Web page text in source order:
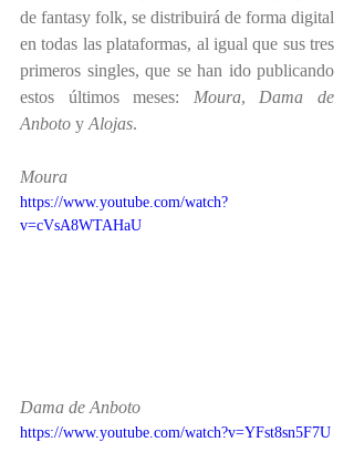
de fantasy folk, se distribuirá de forma digital
en todas las plataformas, al igual que sus tres
primeros singles, que se han ido publicando
estos últimos meses: Moura, Dama de
Anboto y Alojas.
Moura
https://www.youtube.com/watch?
v=cVsA8WTAHaU
Dama de Anboto
https://www.youtube.com/watch?v=YFst8sn5F7U